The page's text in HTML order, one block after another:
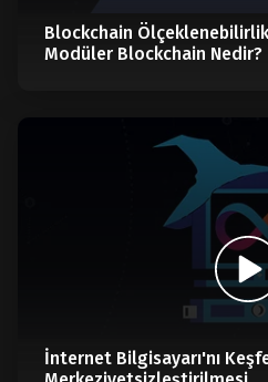
Blockchain
Modüler Blockchain Nedir?
İnternet Bilgisayarı'nı